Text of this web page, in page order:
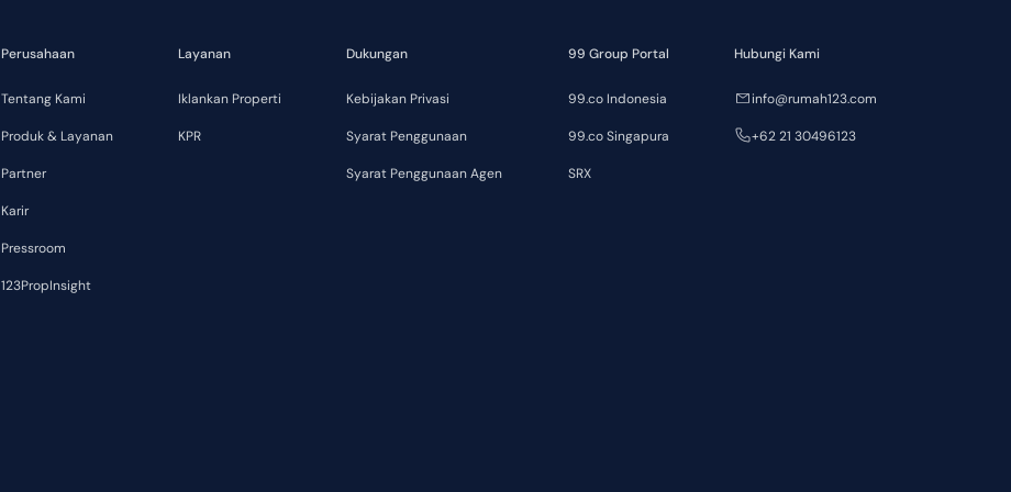
Perusahaan
Tentang Kami
Produk & Layanan
Partner
Karir
Pressroom
123PropInsight
Layanan
Iklankan Properti
KPR
Dukungan
Kebijakan Privasi
Syarat Penggunaan
Syarat Penggunaan Agen
99 Group Portal
99.co Indonesia
99.co Singapura
SRX
Hubungi Kami
info@rumah123.com
+62 21 30496123